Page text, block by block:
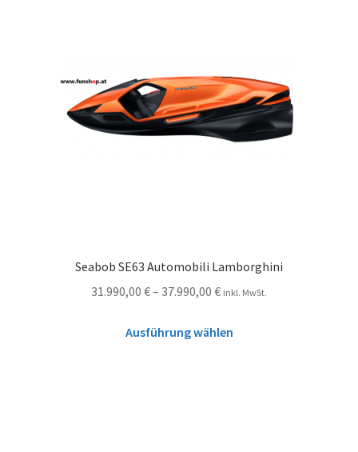
Seabob SE63 Automobili Lamborghini
31.990,00 €– 37.990,00 € inkl. MwSt.
Ausführung wählen